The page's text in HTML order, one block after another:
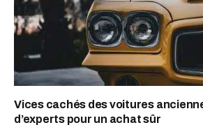
Vices cachés des voitures
d’experts pour un achat sûr